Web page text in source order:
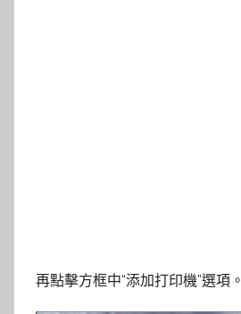
再點擊方框中“添加打印機”選項。